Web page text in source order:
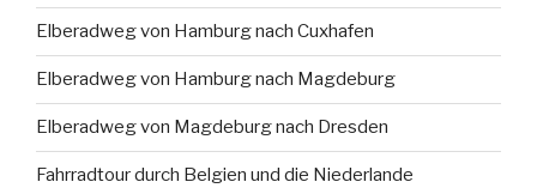
Elberadweg von Hamburg nach Cuxhafen
Elberadweg von Hamburg nach Magdeburg
Elberadweg von Magdeburg nach Dresden
Fahrradtour durch Belgien und die Niederlande